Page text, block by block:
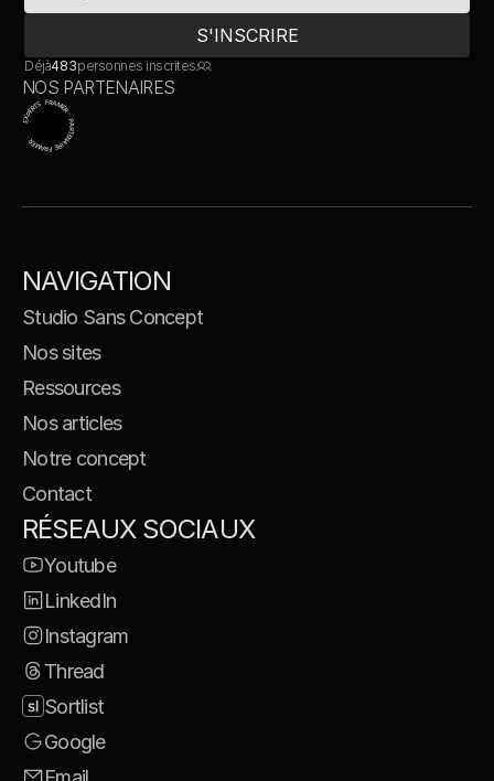
Déjà483personnes inscrites
NOS PARTENAIRES
EXPERTS FRAMER · PARTENAIRE FRAMER ·
NAVIGATION
Studio Sans Concept
Nos sites
Ressources
Nos articles
Notre concept
Contact
RÉSEAUX SOCIAUX
Youtube
LinkedIn
Instagram
Thread
Sortlist
Google